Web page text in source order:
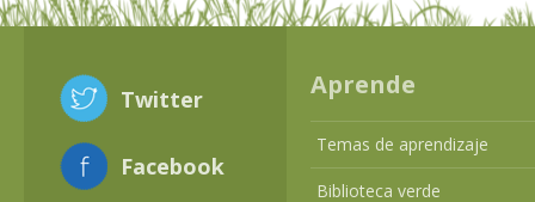
Twitter
Facebook
Aprende
Temas de aprendizaje
Biblioteca verde